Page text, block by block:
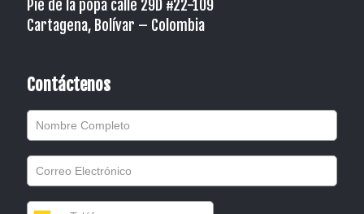
Pié de la popa calle 29D #22-109
Cartagena, Bolívar – Colombia
Contáctenos